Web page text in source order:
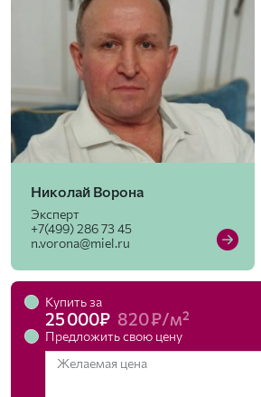
Николай Ворона
Эксперт
+7(499) 286 73 45
n.vorona@miel.ru
Купить за
25 000₽ 820 ₽/м²
Предложить свою цену
Желаемая цена